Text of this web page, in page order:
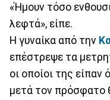
«Ήμουν τόσο
λεφτά», είπε.
Η γυναίκα από την
επέστρεψε τα
οι οποίοι της
μετά τον πρόσφατο